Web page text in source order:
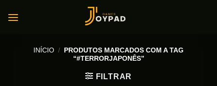
INÍCIO / PRODUTOS MARCADOS COM A TAG
“#TERRORJAPONÊS”
FILTRAR